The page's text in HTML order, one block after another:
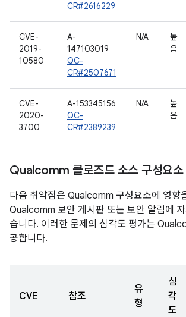
CR#2616229
CVE-
2019-
10580
A-
147103019
QC-
CR#2507671
N/A
높
음
CVE-
2020-
3700
A-153345156
QC-
CR#2389239
N/A
높
음
Qualcomm 클로즈드 소스 구성요소
다음 취약점은 Qualcomm 구성요소에 영향
Qualcomm 보안 게시판 또는 보안 알림에
습니다. 이러한 문제의 심각도 평가는
공합니다.
CVE 참조
유
형
심
각
도